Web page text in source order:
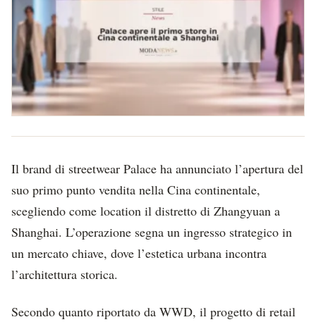
Il brand di streetwear Palace ha annunciato l’apertura del
suo primo punto vendita nella Cina continentale,
scegliendo come location il distretto di Zhangyuan a
Shanghai. L’operazione segna un ingresso strategico in
un mercato chiave, dove l’estetica urbana incontra
l’architettura storica.
Secondo quanto riportato da WWD, il progetto di retail